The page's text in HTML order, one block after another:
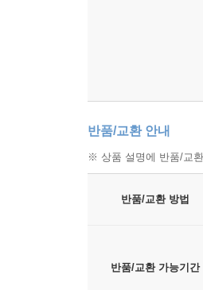
반품/교환 안내
※ 상품 설명에 반품/교
반품/교환 방법
반품/교환 가능기간